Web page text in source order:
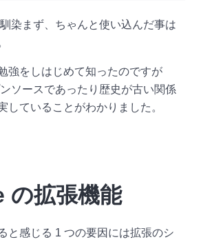
染まず、ちゃんと使い込んだ事は
強をしはじめて知ったのですが
ソースであったり歴史が古い関係
していることがわかりました。
の拡張機能
と感じる 1 つの要因には拡張のシ